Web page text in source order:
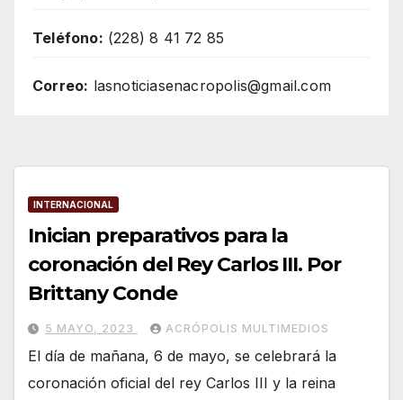
Teléfono: (228) 8 41 72 85
Correo: lasnoticiasenacropolis@gmail.com
INTERNACIONAL
Inician preparativos para la
coronación del Rey Carlos III. Por
Brittany Conde
5 MAYO, 2023 ACRÓPOLIS MULTIMEDIOS
El día de mañana, 6 de mayo, se celebrará la
coronación oficial del rey Carlos III y la reina